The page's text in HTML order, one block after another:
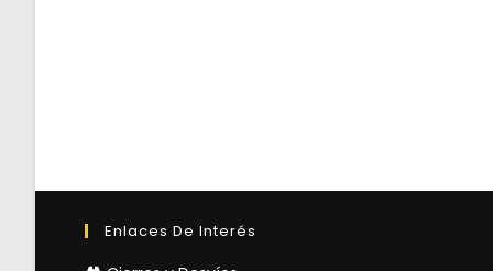
Enlaces De Interés